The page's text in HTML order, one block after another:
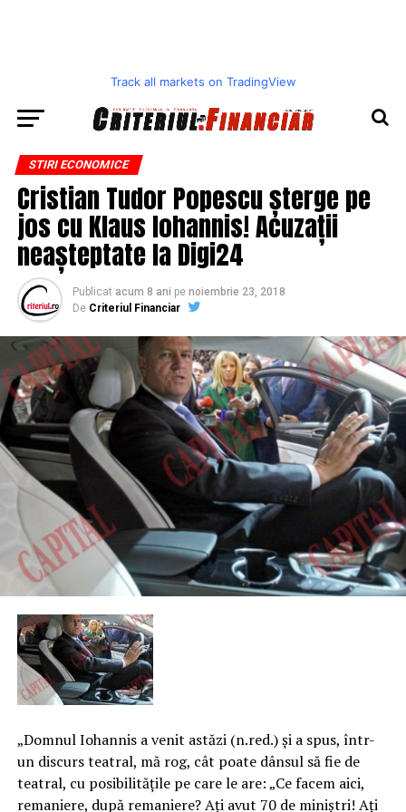
Track all markets on TradingView
STIRI ECONOMICE
Cristian Tudor Popescu șterge pe
jos cu Klaus Iohannis! Acuzații
neașteptate la Digi24
Publicat acum 8 ani pe noiembrie 23, 2018
De Criteriul Financiar
„Domnul Iohannis a venit astăzi (n.red.) şi a spus, într-
un discurs teatral, mă rog, cât poate dânsul să fie de
teatral, cu posibilităţile pe care le are: „Ce facem aici,
remaniere, după remaniere? Aţi avut 70 de miniştri! Aţi